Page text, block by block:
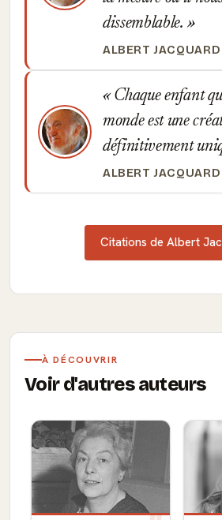
dissemblable.
ALBERT JACQUARD
Chaque enfant
monde est une
définitivement
ALBERT JACQUARD
Citations de Albert
À DÉCOUVRIR
Voir d'autres auteurs